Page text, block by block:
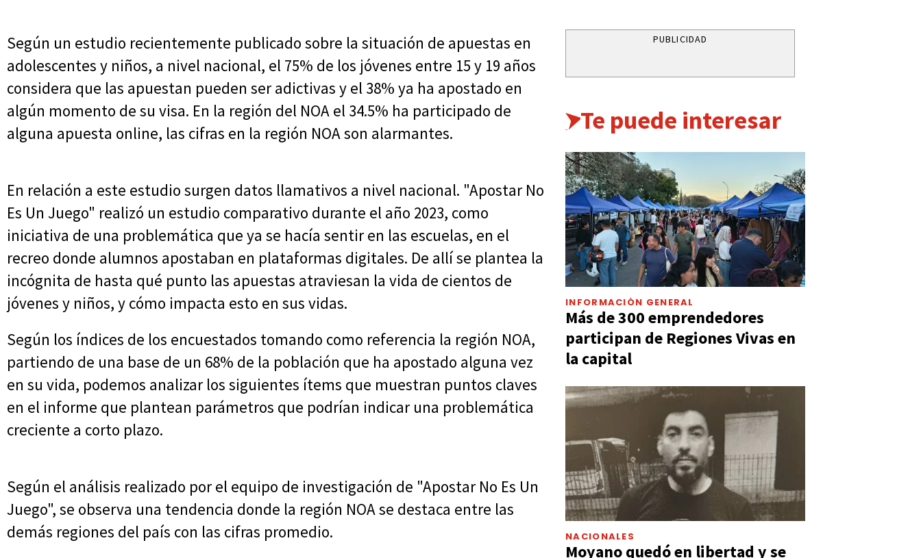
Según un estudio recientemente publicado sobre la situación de apuestas en
adolescentes y niños, a nivel nacional, el 75% de los jóvenes entre 15 y 19 años
considera que las apuestan pueden ser adictivas y el 38% ya ha apostado en
algún momento de su visa. En la región del NOA el 34.5% ha participado de
alguna apuesta online, las cifras en la región NOA son alarmantes.
En relación a este estudio surgen datos llamativos a nivel nacional. "Apostar No
Es Un Juego" realizó un estudio comparativo durante el año 2023, como
iniciativa de una problemática que ya se hacía sentir en las escuelas, en el
recreo donde alumnos apostaban en plataformas digitales. De allí se plantea la
incógnita de hasta qué punto las apuestas atraviesan la vida de cientos de
jóvenes y niños, y cómo impacta esto en sus vidas.
Según los índices de los encuestados tomando como referencia la región NOA,
partiendo de una base de un 68% de la población que ha apostado alguna vez
en su vida, podemos analizar los siguientes ítems que muestran puntos claves
en el informe que plantean parámetros que podrían indicar una problemática
creciente a corto plazo.
Según el análisis realizado por el equipo de investigación de "Apostar No Es Un
Juego", se observa una tendencia donde la región NOA se destaca entre las
demás regiones del país con las cifras promedio.
PUBLICIDAD
Te puede interesar
INFORMACIÓN GENERAL
Más de 300 emprendedores
participan de Regiones Vivas en
la capital
NACIONALES
Moyano quedó en libertad y se